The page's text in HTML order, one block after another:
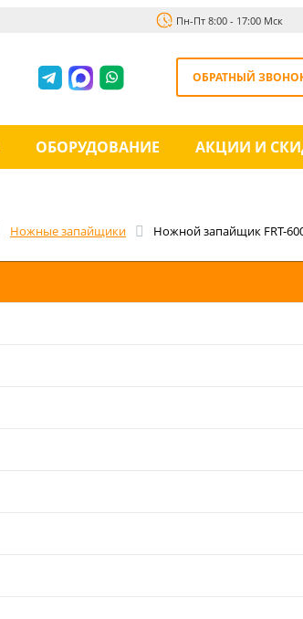
Пн-Пт 8:00 - 17:00 Мск
ОБРАТНЫЙ
ОБОРУДОВАНИЕ АКЦИИ И
Ножные запайщики Ножной запайщик FRT-